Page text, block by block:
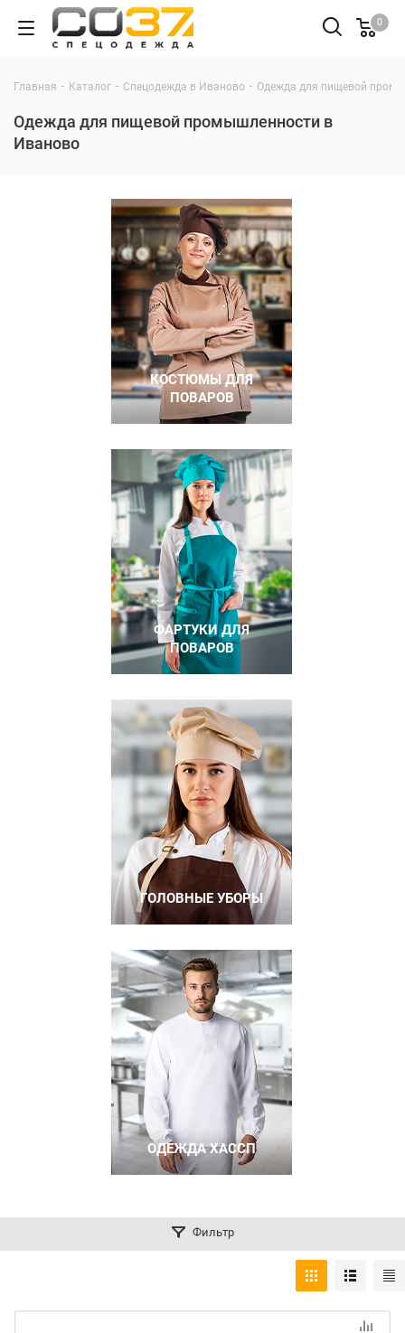
0
Главная - Каталог - Спецодежда в Иваново - Одежда для пищевой
Одежда для пищевой промышленности в
Иваново
КОСТЮМЫ ДЛЯ
ПОВАРОВ
ФАРТУКИ ДЛЯ
ПОВАРОВ
ГОЛОВНЫЕ УБОРЫ
ОДЕЖДА ХАССП
Фильтр